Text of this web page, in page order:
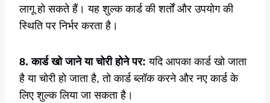
लागू हो सकते हैं। यह शुल्क कार्ड की शर्तों और उपयोग की
स्थिति पर निर्भर करता है।
8. कार्ड खो जाने या चोरी होने पर: यदि आपका कार्ड खो जाता
है या चोरी हो जाता है, तो कार्ड ब्लॉक करने और नए कार्ड के
लिए शुल्क लिया जा सकता है।